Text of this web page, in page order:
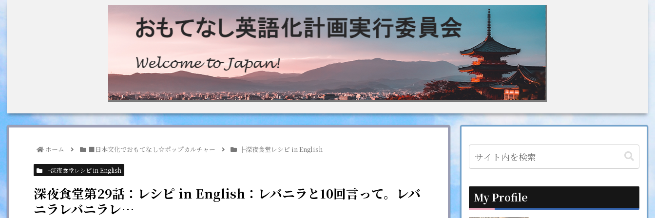
ホーム ■日本文化でおもてなし☆ポップカルチャー ├深夜食堂レシピ in English
├深夜食堂レシピ in English
深夜食堂第29話：レシピ in English：レバニラと10回言って。レバ
ニラレバニラレ…
My Profile